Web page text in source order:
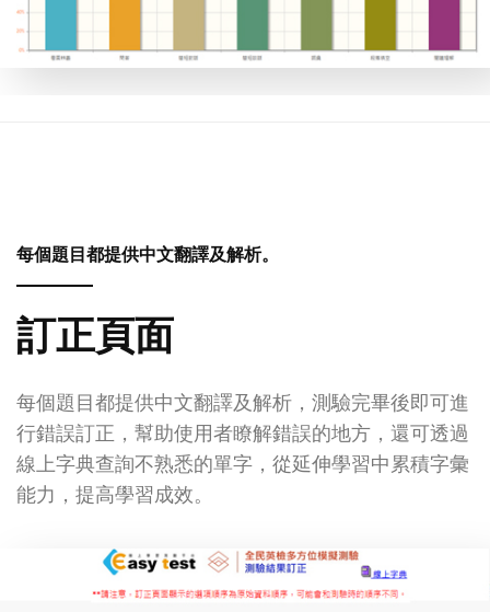
每個題目都提供中文翻譯及解析。
訂正頁面
每個題目都提供中文翻譯及解析，測驗完畢後即可進
行錯誤訂正，幫助使用者瞭解錯誤的地方，還可透過
線上字典查詢不熟悉的單字，從延伸學習中累積字彙
能力，提高學習成效。